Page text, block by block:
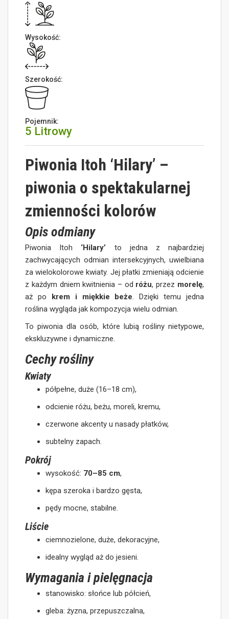
Wysokość:
Szerokość:
Pojemnik:
5 Litrowy
Piwonia Itoh ‘Hilary’ –
piwonia o spektakularnej
zmienności kolorów
Opis odmiany
Piwonia Itoh ‘Hilary’ to jedna z najbardziej
zachwycających odmian intersekcyjnych, uwielbiana
za wielokolorowe kwiaty. Jej płatki zmieniają odcienie
z każdym dniem kwitnienia – od różu, przez morelę,
aż po krem i miękkie beże. Dzięki temu jedna
roślina wygląda jak kompozycja wielu odmian.
To piwonia dla osób, które lubią rośliny nietypowe,
ekskluzywne i dynamiczne.
Cechy rośliny
Kwiaty
półpełne, duże (16–18 cm),
odcienie różu, beżu, moreli, kremu,
czerwone akcenty u nasady płatków,
subtelny zapach.
Pokrój
wysokość: 70–85 cm,
kępa szeroka i bardzo gęsta,
pędy mocne, stabilne.
Liście
ciemnozielone, duże, dekoracyjne,
idealny wygląd aż do jesieni.
Wymagania i pielęgnacja
stanowisko: słońce lub półcień,
gleba: żyzna, przepuszczalna,